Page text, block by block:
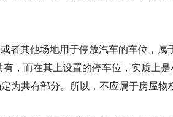
者其他场地用于停放汽车的车位，属
，而在其上设置的停车位，实质上
共有部分。所以，不应属于房屋物